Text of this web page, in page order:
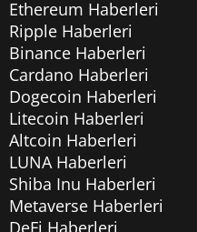
Ethereum Haberleri
Ripple Haberleri
Binance Haberleri
Cardano Haberleri
Dogecoin Haberleri
Litecoin Haberleri
Altcoin Haberleri
LUNA Haberleri
Shiba Inu Haberleri
Metaverse Haberleri
DeFi Haberleri